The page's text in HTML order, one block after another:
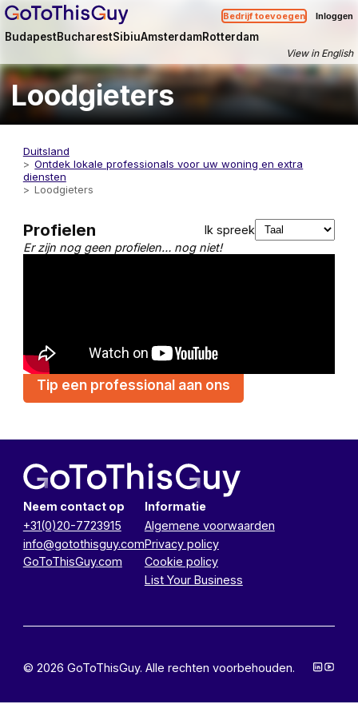
Bedrijf toevoegen Inloggen
BudapestBucharestSibiuAmsterdamRotterdam
View in English
Loodgieters
Duitsland
Ontdek lokale professionals voor uw woning en extra
diensten
Loodgieters
Profielen
Ik spreek
Er zijn nog geen profielen… nog niet!
Tip een professional aan ons
Neem contact op
+31(0)20-7723915
info@gotothisguy.com
GoToThisGuy.com
Informatie
Algemene voorwaarden
Privacy policy
Cookie policy
List Your Business
© 2026 GoToThisGuy. Alle rechten voorbehouden.